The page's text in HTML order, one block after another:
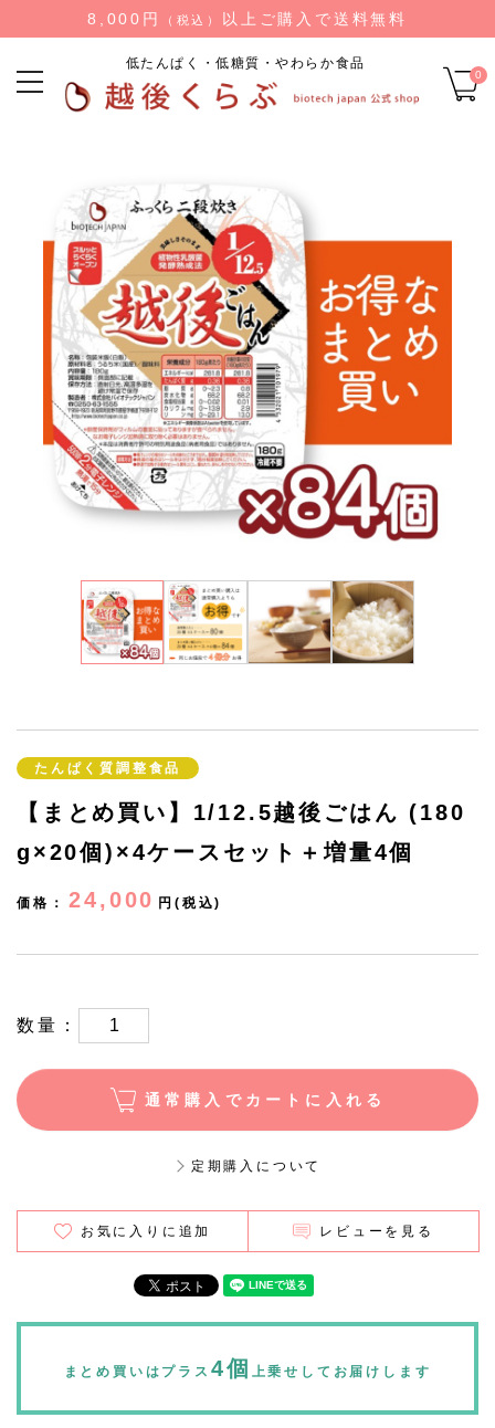
8,000円 （税込） 以上ご購入で送料無料
低たんぱく・低糖質・やわらか食品
0
たんぱく質調整食品
【まとめ買い】1/12.5越後ごはん (180
g×20個)×4ケースセット＋増量4個
価格： 24,000 円(税込)
数量：
通常購入でカートに入れる
定期購入について
お気に入りに追加 レビューを見る
まとめ買いはプラス 4個 上乗せしてお届けします